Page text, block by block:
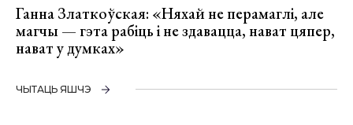
Ганна Златкоўская: «Няхай не перамаглі, але
магчы — гэта рабіць і не здавацца, нават цяпер,
нават у думках»
ЧЫТАЦЬ ЯШЧЭ